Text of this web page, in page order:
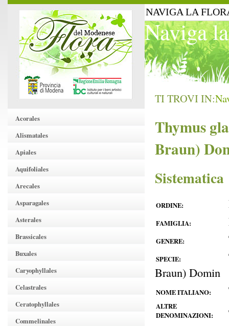
Acorales
Alismatales
Apiales
Aquifoliales
Arecales
Asparagales
Asterales
Brassicales
Buxales
Caryophyllales
Celastrales
Ceratophyllales
Commelinales
NAVIGA LA
Naviga
TI TROVI IN:
Thymus
Braun)
Sistematica
ORDINE:
FAMIGLIA:
GENERE:
SPECIE:
Braun) Domin
NOME ITALIANO:
ALTRE
DENOMINAZIONI: